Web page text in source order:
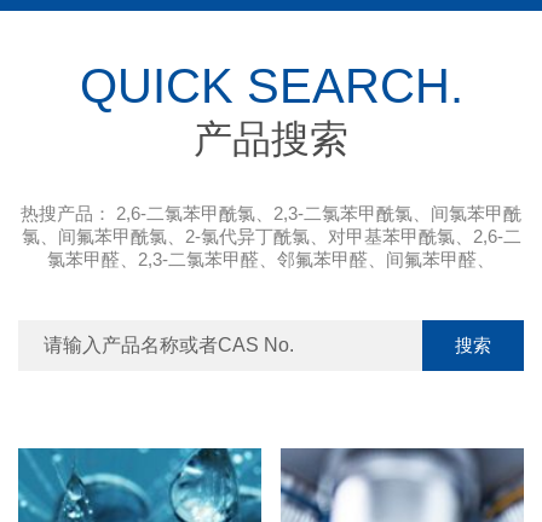
QUICK SEARCH.
产品搜索
热搜产品： 2,6-二氯苯甲酰氯 2,3-二氯苯甲酰氯
间氯苯甲酰
氯、 间氟苯甲酰氯、 2-氯代异丁酰氯、 对甲基苯甲酰氯、 2,6-二
氯苯甲醛
2,3-二氯苯甲醛 邻氟苯甲醛 间氟苯甲醛